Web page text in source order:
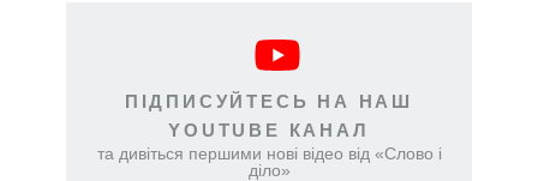
ПІДПИСУЙТЕСЬ НА НАШ
YOUTUBE КАНАЛ
та дивіться першими нові відео від «Слово і
діло»